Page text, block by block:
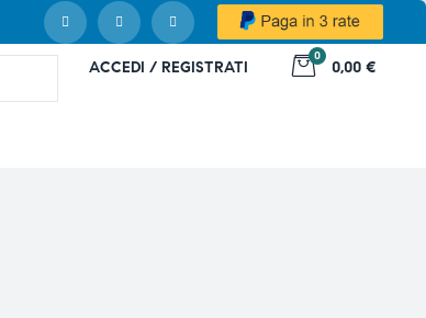
ACCEDI / REGISTRATI
0
0,00 €